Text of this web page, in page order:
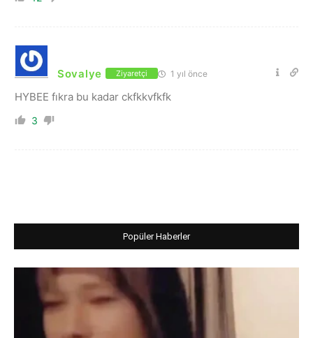
Sovalye Ziyaretçi 1 yıl önce
HYBEE fıkra bu kadar ckfkkvfkfk
3
Popüler Haberler